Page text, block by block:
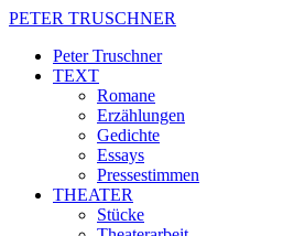
PETER TRUSCHNER
Peter Truschner
TEXT
Romane
Erzählungen
Gedichte
Essays
Pressestimmen
THEATER
Stücke